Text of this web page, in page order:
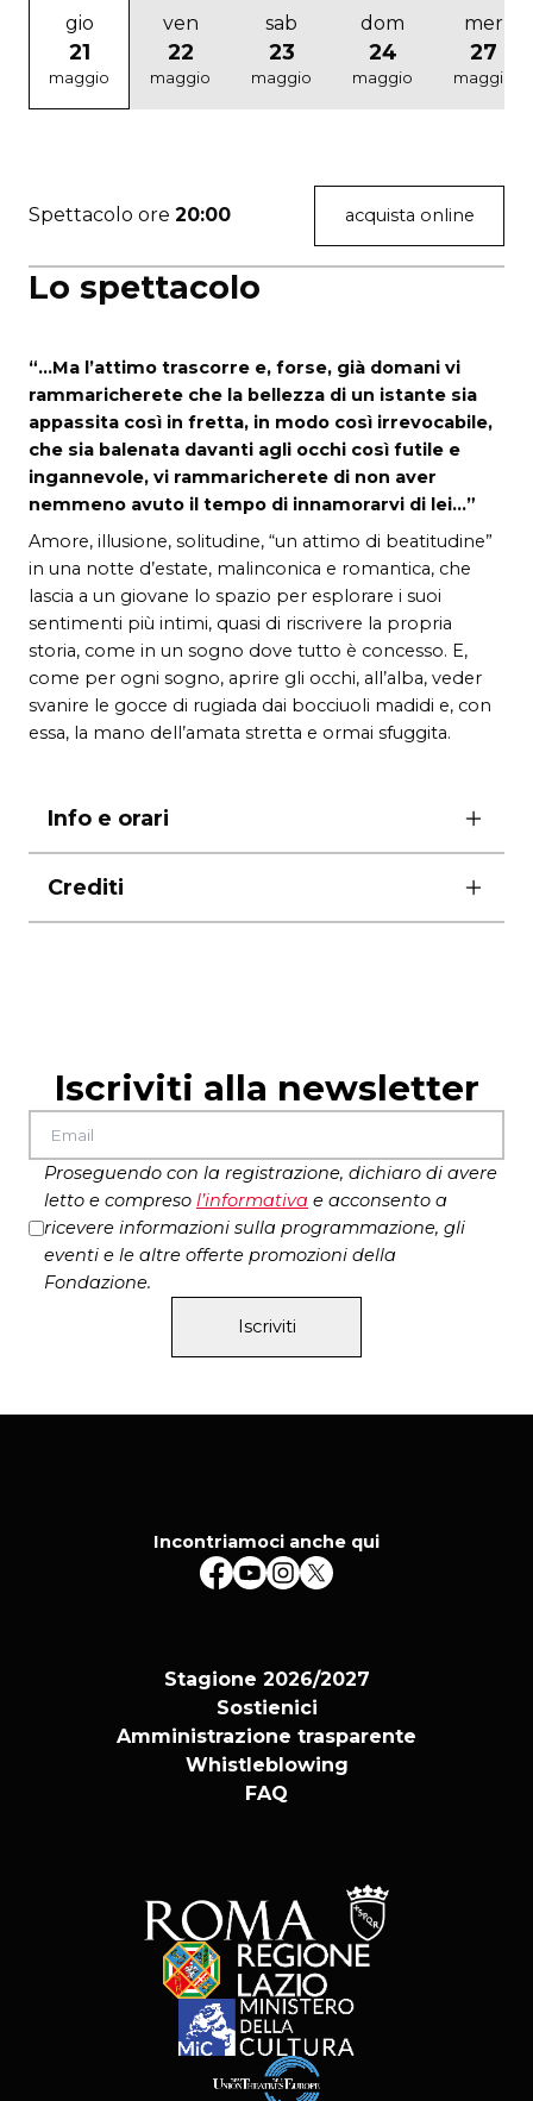
Lo spettacolo
“…Ma l’attimo trascorre e, forse, già domani vi
rammaricherete che la bellezza di un istante sia
appassita così in fretta, in modo così irrevocabile,
che sia balenata davanti agli occhi così futile e
ingannevole, vi rammaricherete di non aver
nemmeno avuto il tempo di innamorarvi di lei…”
Amore, illusione, solitudine, “un attimo di beatitudine”
in una notte d’estate, malinconica e romantica, che
lascia a un giovane lo spazio per esplorare i suoi
sentimenti più intimi, quasi di riscrivere la propria
storia, come in un sogno dove tutto è concesso. E,
come per ogni sogno, aprire gli occhi, all’alba, veder
svanire le gocce di rugiada dai bocciuoli madidi e, con
essa, la mano dell’amata stretta e ormai sfuggita.
Info e orari
durata 1 ora e 30′
Crediti
sonore, Lea Giammattei per le suggestioni
armoniche e Gennaro Ascione per le suggestioni
linguistiche
foto di Manuela Giusto
produzione
Teatro di Roma – Teatro Nazionale
gio
21
maggio
ven
22
maggio
sab
23
maggio
dom
24
maggio
mer
27
maggio
Spettacolo ore 20:00 acquista online
Iscriviti alla newsletter
Proseguendo con la registrazione, dichiaro di avere
letto e compreso l’informativa e acconsento a
ricevere informazioni sulla programmazione, gli
eventi e le altre offerte promozioni della
Fondazione.
Iscriviti
Incontriamoci anche qui
Stagione 2026/2027
Sostienici
Amministrazione trasparente
Whistleblowing
FAQ